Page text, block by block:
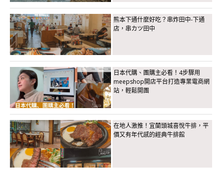
熊本下通什麼好吃？串炸田中-下通
店，串カツ田中
日本代購、團購主必看！4步驟用
meepshop開店平台打造專業電商網
站，輕鬆開團
在地人激推！宜蘭頭城喜悅牛排，平
價又有年代感的經典牛排館